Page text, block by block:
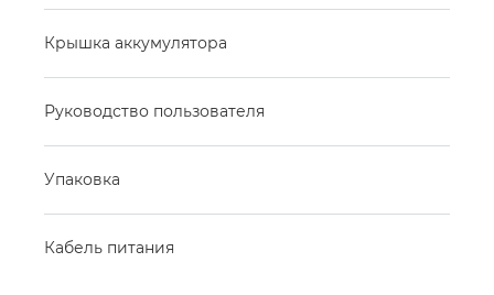
Крышка аккумулятора
Руководство пользователя
Упаковка
Кабель питания